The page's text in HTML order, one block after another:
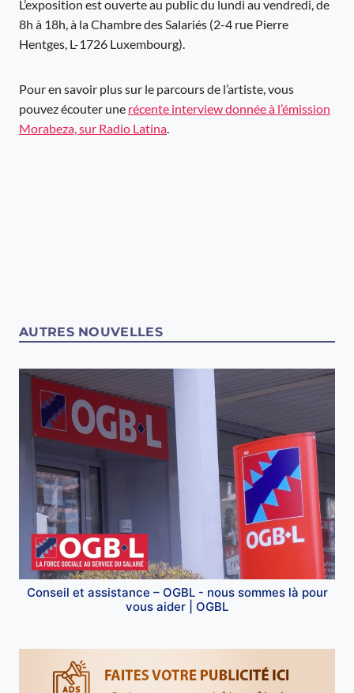
L’exposition est ouverte au public du lundi au vendredi, de
8h à 18h, à la Chambre des Salariés (2-4 rue Pierre
Hentges, L-1726 Luxembourg).
Pour en savoir plus sur le parcours de l’artiste, vous
pouvez écouter une récente interview donnée à l’émission
Morabeza, sur Radio Latina.
AUTRES NOUVELLES
Conseil et assistance – OGBL - nous sommes là pour
vous aider | OGBL